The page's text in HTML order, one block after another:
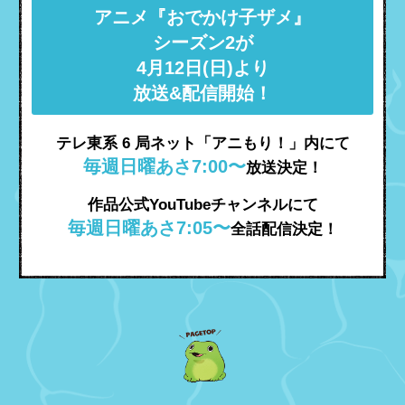
アニメ『おでかけ子ザメ』
シーズン2が
4月12日(日)より
放送&配信開始！
テレ東系 6 局ネット「アニもり！」内にて
毎週日曜あさ7:00〜放送決定！
作品公式YouTubeチャンネルにて
毎週日曜あさ7:05〜全話配信決定！